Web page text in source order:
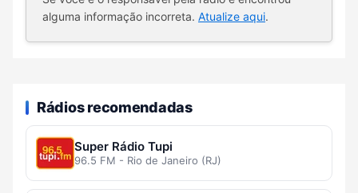
alguma informação incorreta. Atualize aqui.
Rádios recomendadas
Super Rádio Tupi
96.5 FM - Rio de Janeiro (RJ)